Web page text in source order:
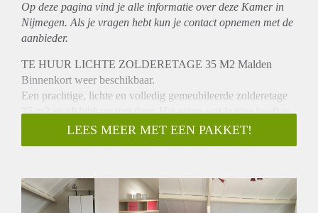
Op deze pagina vind je alle informatie over deze Kamer in
Nijmegen. Als je vragen hebt kun je contact opnemen met de
aanbieder.
TE HUUR LICHTE ZOLDERETAGE 35 M2 Malden
Binnenkort weer beschikbaar.
Een prachtige, lichte en volledig gemeubileerde zolderetage
35 m2 en afsluitbaar met deur. Het enige wat je mee hoeft te
nemen is jouw bed en verder kan je de zolderverdieping
natuurlijk gezelliger maken met persoonlijke items. Aanwezig
salontafel, twee leren bureaustoelen, alle keukengerei o.a.
pannen en bestek (zie verder de beschikbare foto’s).Er is
LEES MEER MET EEN PAKKET!